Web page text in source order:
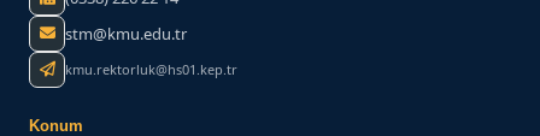
stm@kmu.edu.tr
kmu.rektorluk@hs01.kep.tr
Konum